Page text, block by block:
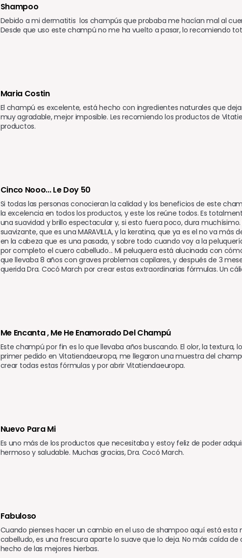
Shampoo
Debido a mi dermatitis  los champús que probaba me hacían mal al
Desde que uso este champú no me ha vuelto a pasar, lo recomiendo
Maria Costin
El champú es excelente, está hecho con ingredientes naturales que
muy agradable, mejor imposible. Les recomiendo los productos de
productos.
Cinco Nooo... Le Doy 50
Si todas las personas conocieran la calidad y los beneficios de este
la excelencia en todos los productos, y este los reúne todos. Es
una suavidad y brillo espectacular y, si esto fuera poco, dura
suavizante, que es una MARAVILLA, y la keratina, que ya es el no va
en la cabeza que es una pasada, y sobre todo cuando voy a la
por completo el cuero cabelludo... Mi peluquera está alucinada con
que llevaba 8 años con graves problemas capilares, y después de 3
querida Dra. Cocó March por crear estas extraordinarias fórmulas. Un
Me Encanta , Me He Enamorado Del Champú
Este champú por fin es lo que llevaba años buscando. El olor, la
primer pedido en Vitatiendaeuropa, me llegaron una muestra del
crear todas estas fórmulas y por abrir Vitatiendaeuropa.
Nuevo Para Mi
Es uno más de los productos que necesitaba y estoy feliz de poder
hermoso y saludable. Muchas gracias, Dra. Cocó March.
Fabuloso
Cuando pienses hacer un cambio en el uso de shampoo aquí está
cabelludo, es una frescura aparte lo suave que lo deja. No más caída
hecho de las mejores hierbas.